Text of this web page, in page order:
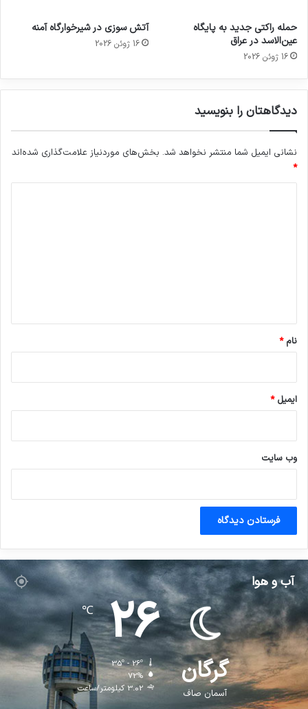
حمله راکتی جدید به پایگاه
عین‌الاسد در عراق
16 ژوئن 2026
آتش سوزی در شیرخوارگاه آمنه
16 ژوئن 2026
دیدگاهتان را بنویسید
نشانی ایمیل شما منتشر نخواهد شد. بخش‌های موردنیاز علامت‌گذاری شده‌اند
*
نام*
ایمیل*
وب‌ سایت
آب و هوا
گرگان
آسمان صاف
26
℃
35º - 26º
72%
3.02 کیلومتر/ساعت